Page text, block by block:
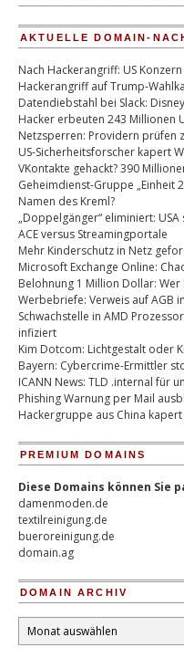
AKTUELLE DOMAIN-
Nach Hackerangriff: US
Hackerangriff auf Trump-
Datendiebstahl bei Slack:
Hacker erbeuten 243 Millionen
Netzsperren: Providern prüfen
US-Sicherheitsforscher kapert
VKontakte gehackt? 390
Geheimdienst-Gruppe „Einheit
Namen des Kreml?
„Doppelgänger“ eliminiert:
ACE versus Streamingportale
Mehr Kinderschutz in Netz
Microsoft Exchange Online:
Belohnung 1 Million Dollar:
Werbebriefe: Verweis auf AGB
Schwachstelle in AMD
infiziert
Kim Dotcom: Lichtgestalt oder
Bayern: Cybercrime-Ermittler
ICANN News: TLD .internal für
Phishing Warnung per Mail
Hackergruppe aus China
PREMIUM DOMAINS
Diese Domains können Sie
damenmoden.de
textilreinigung.de
bueroreinigung.de
domain.ag
DOMAIN ARCHIV
Domain
Archiv